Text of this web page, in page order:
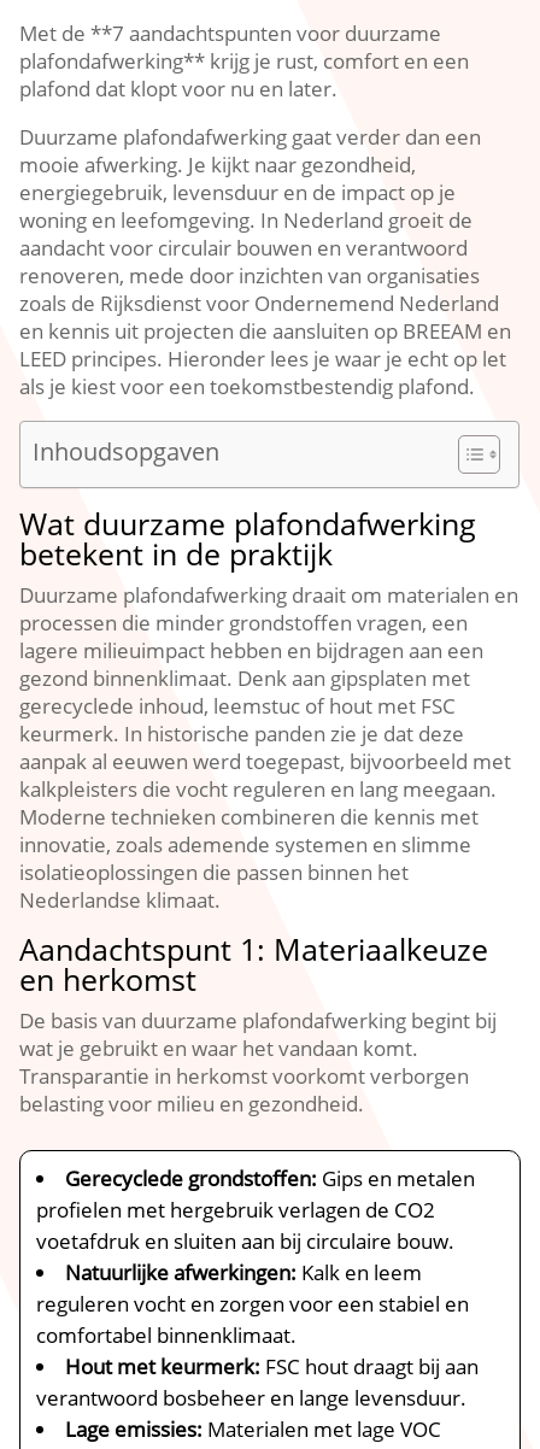
Met de **7 aandachtspunten voor duurzame
plafondafwerking** krijg je rust, comfort en een
plafond dat klopt voor nu en later.​
Duurzame plafondafwerking gaat verder dan een
mooie afwerking.​ Je kijkt naar gezondheid,
energiegebruik, levensduur en de impact op je
woning en leefomgeving.​ In Nederland groeit de
aandacht voor circulair bouwen en verantwoord
renoveren, mede door inzichten van organisaties
zoals de Rijksdienst voor Ondernemend Nederland
en kennis uit projecten die aansluiten op BREEAM en
LEED principes.​ Hieronder lees je waar je echt op let
als je kiest voor een toekomstbestendig plafond.​
Inhoudsopgaven
Wat duurzame plafondafwerking
betekent in de praktijk
Duurzame plafondafwerking draait om materialen en
processen die minder grondstoffen vragen, een
lagere milieuimpact hebben en bijdragen aan een
gezond binnenklimaat.​ Denk aan gipsplaten met
gerecyclede inhoud, leemstuc of hout met FSC
keurmerk.​ In historische panden zie je dat deze
aanpak al eeuwen werd toegepast, bijvoorbeeld met
kalkpleisters die vocht reguleren en lang meegaan.​
Moderne technieken combineren die kennis met
innovatie, zoals ademende systemen en slimme
isolatieoplossingen die passen binnen het
Nederlandse klimaat.​
Aandachtspunt 1: Materiaalkeuze
en herkomst
De basis van duurzame plafondafwerking begint bij
wat je gebruikt en waar het vandaan komt.​
Transparantie in herkomst voorkomt verborgen
belasting voor milieu en gezondheid.​
Gerecyclede grondstoffen: Gips en metalen
profielen met hergebruik verlagen de CO2
voetafdruk en sluiten aan bij circulaire bouw.​
Natuurlijke afwerkingen: Kalk en leem
reguleren vocht en zorgen voor een stabiel en
comfortabel binnenklimaat.​
Hout met keurmerk: FSC hout draagt bij aan
verantwoord bosbeheer en lange levensduur.​
Lage emissies: Materialen met lage VOC